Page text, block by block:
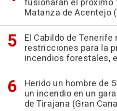
fusionarán el próximo
Matanza de Acentejo
El Cabildo de Tenerife
restricciones para la
incendios forestales,
Herido un hombre de
un incendio en un
de Tirajana (Gran